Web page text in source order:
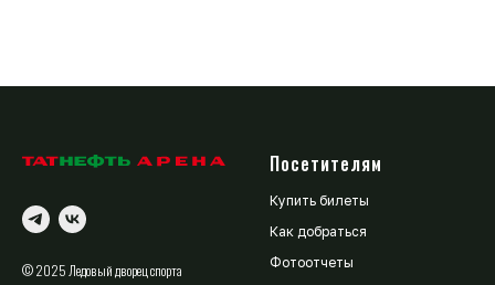
© 2025 Ледовый дворец спорта
Посетителям
Купить билеты
Как добраться
Фотоотчеты